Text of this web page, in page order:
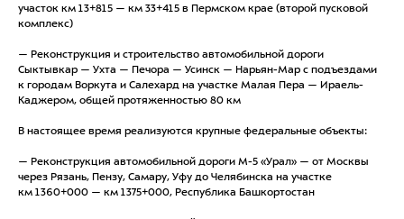
участок км 13+815 — км 33+415 в Пермском крае (второй пусковой
комплекс)
— Реконструкция и строительство автомобильной дороги
Сыктывкар — Ухта — Печора — Усинск — Нарьян-Мар с подъездами
к городам Воркута и Салехард на участке Малая Пера — Ираель-
Каджером, общей протяженностью 80 км
В настоящее время реализуются крупные федеральные объекты:
— Реконструкция автомобильной дороги М-5 «Урал» — от Москвы
через Рязань, Пензу, Самару, Уфу до Челябинска на участке
км 1360+000 — км 1375+000, Республика Башкортостан